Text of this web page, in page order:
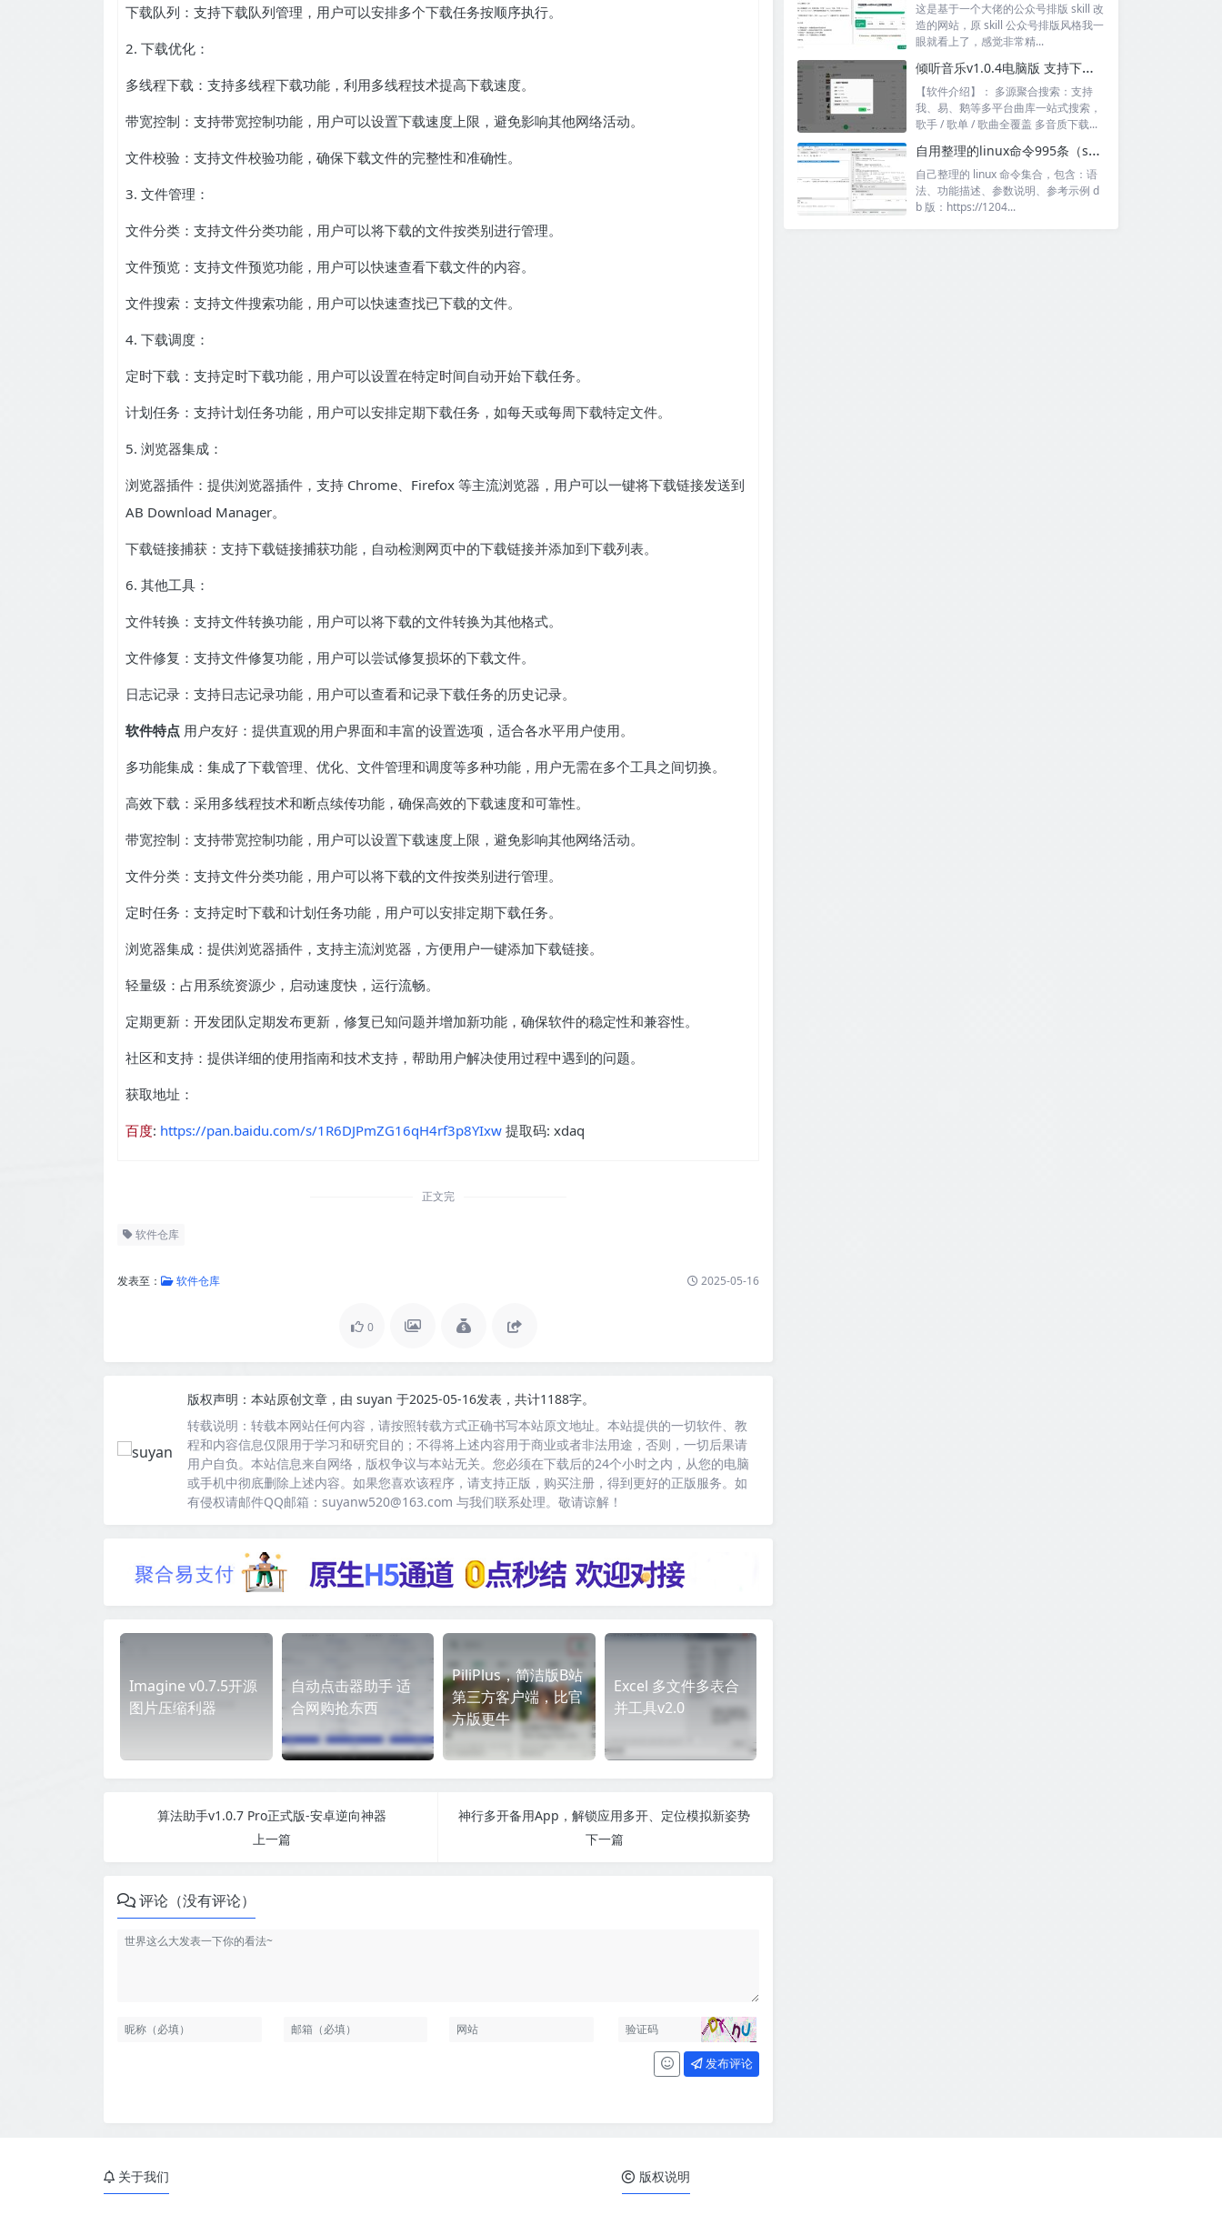
下载队列：支持下载队列管理，用户可以安排多个下载任务按顺序执行。
2. 下载优化：
多线程下载：支持多线程下载功能，利用多线程技术提高下载速度。
带宽控制：支持带宽控制功能，用户可以设置下载速度上限，避免影响其他网络活动。
文件校验：支持文件校验功能，确保下载文件的完整性和准确性。
3. 文件管理：
文件分类：支持文件分类功能，用户可以将下载的文件按类别进行管理。
文件预览：支持文件预览功能，用户可以快速查看下载文件的内容。
文件搜索：支持文件搜索功能，用户可以快速查找已下载的文件。
4. 下载调度：
定时下载：支持定时下载功能，用户可以设置在特定时间自动开始下载任务。
计划任务：支持计划任务功能，用户可以安排定期下载任务，如每天或每周下载特定文件。
5. 浏览器集成：
浏览器插件：提供浏览器插件，支持 Chrome、Firefox 等主流浏览器，用户可以一键将下载链接发送到
AB Download Manager。
下载链接捕获：支持下载链接捕获功能，自动检测网页中的下载链接并添加到下载列表。
6. 其他工具：
文件转换：支持文件转换功能，用户可以将下载的文件转换为其他格式。
文件修复：支持文件修复功能，用户可以尝试修复损坏的下载文件。
日志记录：支持日志记录功能，用户可以查看和记录下载任务的历史记录。
软件特点 用户友好：提供直观的用户界面和丰富的设置选项，适合各水平用户使用。
多功能集成：集成了下载管理、优化、文件管理和调度等多种功能，用户无需在多个工具之间切换。
高效下载：采用多线程技术和断点续传功能，确保高效的下载速度和可靠性。
带宽控制：支持带宽控制功能，用户可以设置下载速度上限，避免影响其他网络活动。
文件分类：支持文件分类功能，用户可以将下载的文件按类别进行管理。
定时任务：支持定时下载和计划任务功能，用户可以安排定期下载任务。
浏览器集成：提供浏览器插件，支持主流浏览器，方便用户一键添加下载链接。
轻量级：占用系统资源少，启动速度快，运行流畅。
定期更新：开发团队定期发布更新，修复已知问题并增加新功能，确保软件的稳定性和兼容性。
社区和支持：提供详细的使用指南和技术支持，帮助用户解决使用过程中遇到的问题。
获取地址：
百度: https://pan.baidu.com/s/1R6DJPmZG16qH4rf3p8YIxw 提取码: xdaq
正文完
软件仓库
发表至： 软件仓库 2025-05-16
0
版权声明： 本站原创文章，由 suyan 于2025-05-16发表，共计1188字。
转载说明： 转载本网站任何内容，请按照转载方式正确书写本站原文地址。本站提供的一切软件、教
程和内容信息仅限用于学习和研究目的；不得将上述内容用于商业或者非法用途，否则，一切后果请
用户自负。本站信息来自网络，版权争议与本站无关。您必须在下载后的24个小时之内，从您的电脑
或手机中彻底删除上述内容。如果您喜欢该程序，请支持正版，购买注册，得到更好的正版服务。如
有侵权请邮件QQ邮箱：suyanw520@163.com 与我们联系处理。敬请谅解！
Imagine v0.7.5开源
图片压缩利器
自动点击器助手 适
合网购抢东西
PiliPlus，简洁版B站
第三方客户端，比官
方版更牛
Excel 多文件多表合
并工具v2.0
算法助手v1.0.7 Pro正式版-安卓逆向神器
上一篇
神行多开备用App，解锁应用多开、定位模拟新姿势
下一篇
评论（没有评论）
发布评论
这是基于一个大佬的公众号排版 skill 改
造的网站，原 skill 公众号排版风格我一
眼就看上了，感觉非常精...
倾听音乐v1.0.4电脑版 支持下载无损音质 可听可下有歌词
【软件介绍】： 多源聚合搜索：支持
我、易、鹅等多平台曲库一站式搜索，
歌手 / 歌单 / 歌曲全覆盖 多音质下载...
自用整理的linux命令995条（sql+excel）
自己整理的 linux 命令集合，包含：语
法、功能描述、参数说明、参考示例 d
b 版：https://1204...
关于我们 版权说明